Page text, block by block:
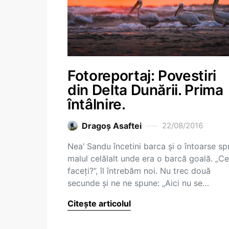
Fotoreportaj: Povestiri
din Delta Dunării. Prima
întâlnire.
Dragoş Asaftei 22/08/2016
Nea’ Sandu încetini barca și o întoarse
malul celălalt unde era o barcă goală. „Ce
faceți?”, îl întrebăm noi. Nu trec două
secunde și ne ne spune: „Aici nu se…
Citește articolul